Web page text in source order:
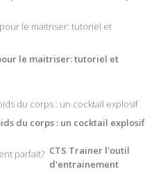
le maitriser: tutoriel et
du corps : un cocktail explosif
CTS Trainer l'outil
d'entrainement